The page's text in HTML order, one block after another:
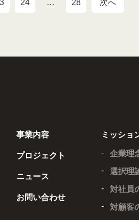
24 … 28 次へ
事業内容
プロジェクト
ニュース
お問い合わせ
ミッショ
企業理
選択理
対社員
対顧客